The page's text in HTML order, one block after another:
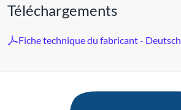
Téléchargements
Fiche technique du fabricant - Deutsch